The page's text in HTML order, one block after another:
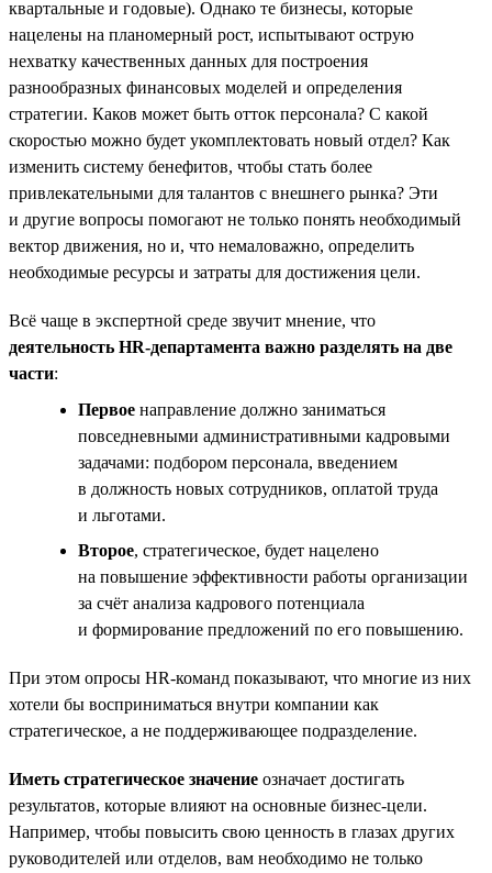
квартальные и годовые). Однако те бизнесы, которые
нацелены на планомерный рост, испытывают острую
нехватку качественных данных для построения
разнообразных финансовых моделей и определения
стратегии. Каков может быть отток персонала? С какой
скоростью можно будет укомплектовать новый отдел? Как
изменить систему бенефитов, чтобы стать более
привлекательными для талантов с внешнего рынка? Эти
и другие вопросы помогают не только понять необходимый
вектор движения, но и, что немаловажно, определить
необходимые ресурсы и затраты для достижения цели.
Всё чаще в экспертной среде звучит мнение, что
деятельность HR-департамента важно разделять на две
части:
Первое направление должно заниматься
повседневными административными кадровыми
задачами: подбором персонала, введением
в должность новых сотрудников, оплатой труда
и льготами.
Второе, стратегическое, будет нацелено
на повышение эффективности работы организации
за счёт анализа кадрового потенциала
и формирование предложений по его повышению.
При этом опросы HR-команд показывают, что многие из них
хотели бы восприниматься внутри компании как
стратегическое, а не поддерживающее подразделение.
Иметь стратегическое значение означает достигать
результатов, которые влияют на основные бизнес-цели.
Например, чтобы повысить свою ценность в глазах других
руководителей или отделов, вам необходимо не только